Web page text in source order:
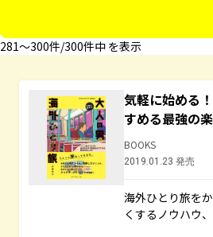
281〜300件/300件中 を表示
気軽に始める
すめる最強の
BOOKS
2019.01.23 発売
海外ひとり旅を
くするノウハウ